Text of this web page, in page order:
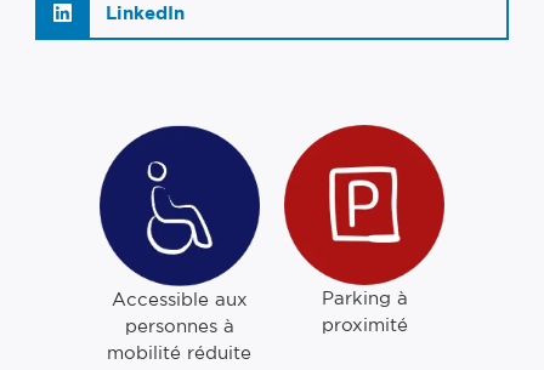
LinkedIn
Accessible aux
personnes à
mobilité réduite
Parking à
proximité